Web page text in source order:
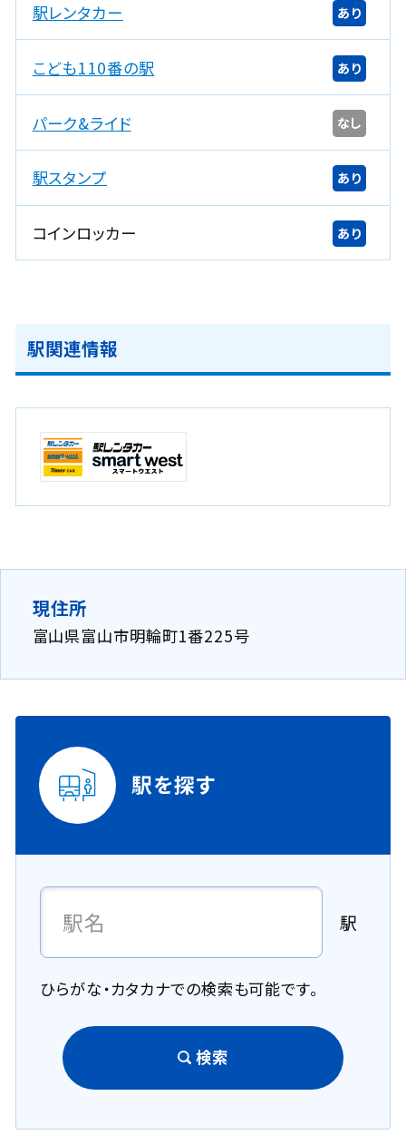
駅レンタカー あり
こども110番の駅 あり
パーク&ライド なし
駅スタンプ あり
コインロッカー あり
駅関連情報
新
規
ウ
イ
ウ
で
開
き
す
現住所
富山県富山市明輪町1番225号
駅を探す
駅
ひらがな・カタカナでの検索も可能です。
検索